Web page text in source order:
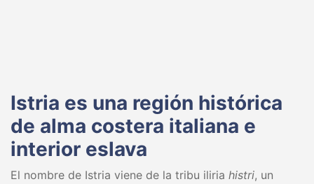
Istria es una región histórica
de alma costera italiana e
interior eslava
El nombre de Istria viene de la tribu iliria histri, un